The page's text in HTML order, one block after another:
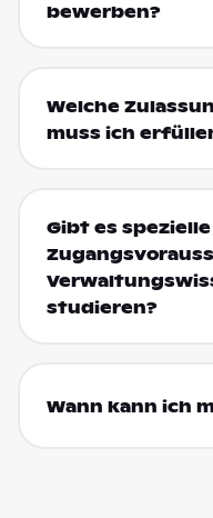
bewerben?
Welche
muss ich
Gibt es spezielle
studieren?
Wann kann ich